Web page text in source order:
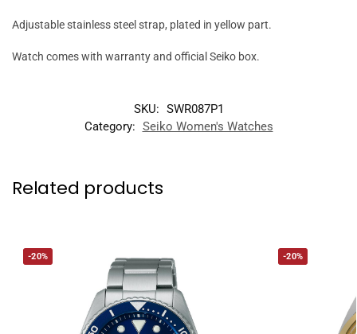
Adjustable stainless steel strap, plated in yellow part.
Watch comes with warranty and official Seiko box.
SKU: SWR087P1
Category: Seiko Women's Watches
Related products
-20% -20%